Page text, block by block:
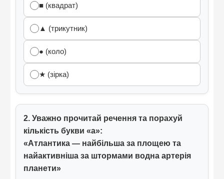
■ (квадрат)
▲ (трикутник)
● (коло)
★ (зірка)
2. Уважно прочитай речення та порахуй
кількість букви «а»:
«Атлантика — найбільша за площею та
найактивніша за штормами водна артерія
планети»